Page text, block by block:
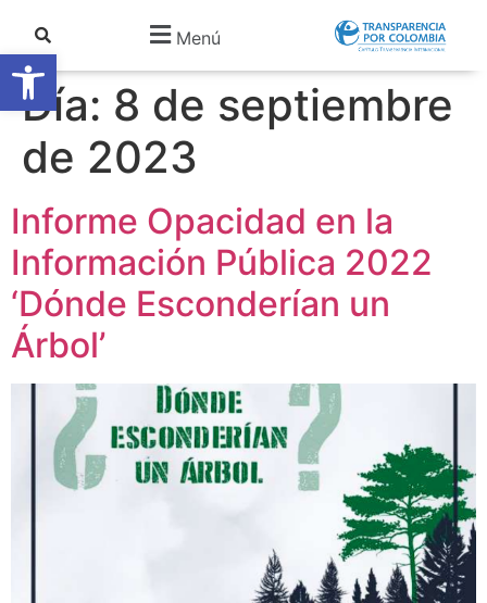
Abrir barra de herramientas
Menú
Día: 8 de septiembre
de 2023
Informe Opacidad en la
Información Pública 2022
‘Dónde Esconderían un
Árbol’